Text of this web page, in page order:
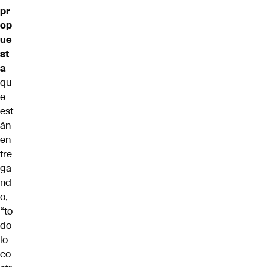
pr
op
ue
st
a
qu
e
est
án
en
tre
ga
nd
o,
“to
do
lo
co